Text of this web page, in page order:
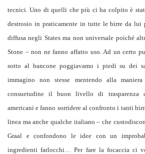
tecnici. Uno di quelli che più ci ha colpito è
destrosio in praticamente in tutte le birre da lui
diffusa negli States ma non universale poiché
Stone – non ne fanno affatto uso. Ad un certo
sotto al bancone poggiavamo i piedi su dei
immagino non stesse mentendo alla
consuetudine il buon livello di
americani e fanno sorridere al confronto i tanti
linea ma anche qualche italiano – che
Graal e confondono le idee con un
ingredienti farlocchi… Per fare la focaccia ci